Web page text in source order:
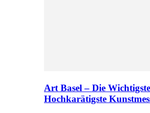
Art Basel – Die
Hochkarätigste